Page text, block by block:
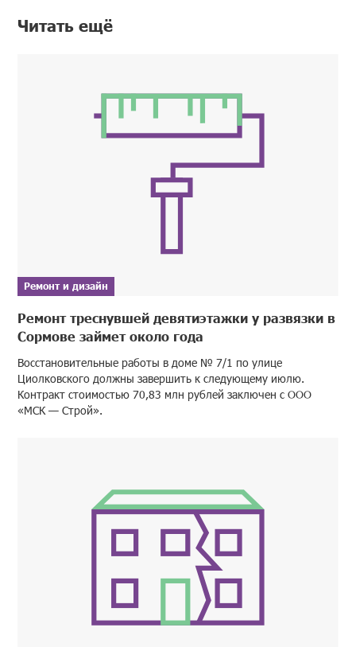
Читать ещё
Ремонт и дизайн
Ремонт треснувшей девятиэтажки у развязки в
Сормове займет около года
Восстановительные работы в доме № 7/1 по улице
Циолковского должны завершить к следующему июлю.
Контракт стоимостью 70,83 млн рублей заключен с ООО
«МСК — Строй».